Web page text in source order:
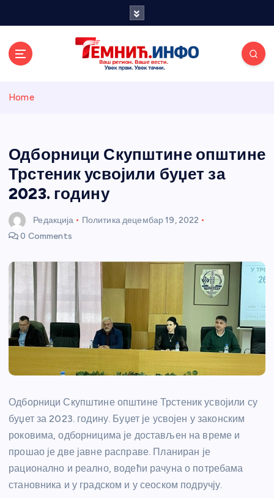
и портал
Home
Одборници Скупштине општине
Трстеник усвојили буџет за
2023. годину
Редакција Политикадецембар 19, 2022
0 Comments
Одборници Скупштине општине Трстеник усвојили су
буџет за 2023. годину. Буџет је усвојен у законским
роковима, одборницима је достављен на време и
прошао је две јавне расправе. Планиран је
рационално и реално, водећи рачуна о потребама
становника и у градском и у сеоском подручју.